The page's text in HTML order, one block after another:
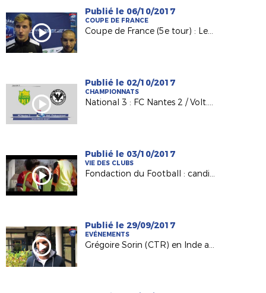
Publié le 06/10/2017
COUPE DE FRANCE
Coupe de France (5e tour) : Les Sables TVEC / AS Sautron
Publié le 02/10/2017
CHAMPIONNATS
National 3 : FC Nantes 2 / Volt. Châteaubriant (2-0)
Publié le 03/10/2017
VIE DES CLUBS
Fondaction du Football : candidatez !
Publié le 29/09/2017
EVÉNEMENTS
Grégoire Sorin (CTR) en Inde avec les U18 Français